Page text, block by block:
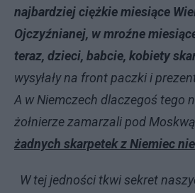
najbardziej ciężkie miesiące
Ojczyźnianej, w mroźne
teraz, dzieci, babcie, kobiety
wysyłały na front paczki i
A w Niemczech dlaczegoś tego
żołnierze zamarzali pod
żadnych skarpetek z Niemiec
W tej jedności tkwi sekret